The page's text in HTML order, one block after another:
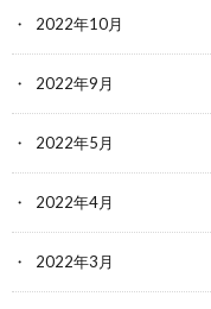
2022年10月
2022年9月
2022年5月
2022年4月
2022年3月